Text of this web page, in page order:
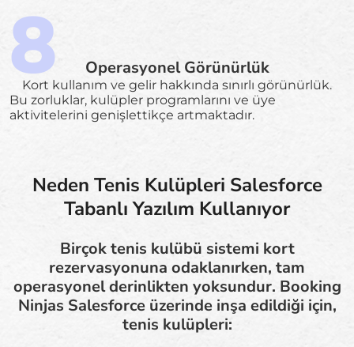
Operasyonel Görünürlük
Kort kullanım ve gelir hakkında sınırlı görünürlük.
Bu zorluklar, kulüpler programlarını ve üye
aktivitelerini genişlettikçe artmaktadır.
Neden Tenis Kulüpleri Salesforce
Tabanlı Yazılım Kullanıyor
Birçok tenis kulübü sistemi kort
rezervasyonuna odaklanırken, tam
operasyonel derinlikten yoksundur. Booking
Ninjas Salesforce üzerinde inşa edildiği için,
tenis kulüpleri: